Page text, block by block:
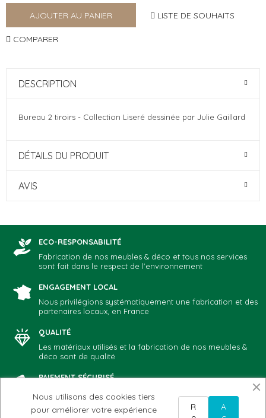
AJOUTER AU PANIER LISTE DE SOUHAITS
COMPARER
DESCRIPTION
Bureau 2 tiroirs - Collection Liseré dessinée par Julie Gaillard
DÉTAILS DU PRODUIT
AVIS
ECO-RESPONSABILITÉ
Fabrication de nos meubles & déco et tous nos services
sont fait dans le respect de l'environnement
ENGAGEMENT LOCAL
Nous privilégions systématiquement une fabrication et des
partenaires locaux, en France
QUALITÉ
Les matériaux utilisés et la fabrication de nos meubles &
déco sont de qualité
PAIEMENT SÉCURISÉ
Vous choisissez votre mode de paiement préféré: CB,
Paypal, chèque, virement
Nous utilisons des cookies tiers
pour améliorer votre expérience
A
R